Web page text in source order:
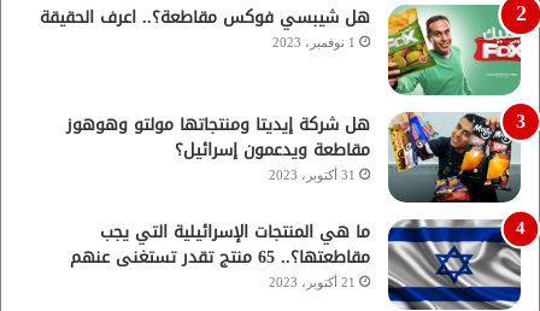
هل شيبسي فوكس مقاطعة؟.. اعرف الحقيقة
1 نوفمبر، 2023
هل شركة إيديتا ومنتجاتها مولتو وهوهوز
مقاطعة ويدعمون إسرائيل؟
31 أكتوبر، 2023
ما هي المنتجات الإسرائيلية التي يجب
مقاطعتها؟.. 65 منتج تقدر تستغنى عنهم
21 أكتوبر، 2023